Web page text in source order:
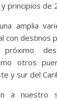
principios de
amplia
con destinos
otros
y sur del
a nuestro